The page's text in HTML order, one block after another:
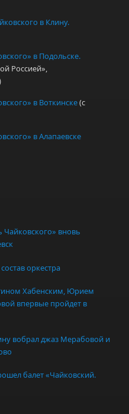
в Клину.
в Подольске.
Россией»,
в Воткинске(с
в Алапаевске
Чайковского» вновь
оркестра
Хабенским, Юрием
впервые пройдет в
вобрал джаз Мерабовой и
балет «Чайковский.